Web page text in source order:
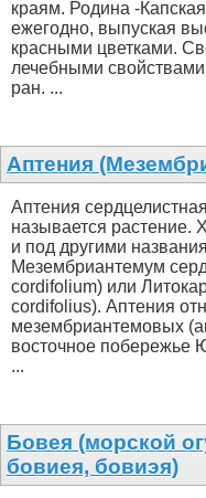
краям. Родина -
ежегодно, выпуская
красными цветками.
лечебными
ран. ...
Аптения
Аптения
называется растение.
и под другими
Мезембриантемум
cordifolium) или
cordifolius). Аптения
мезембриантемовых
восточное побережье
...
Бовея (морской
бовиея, бовиэя)